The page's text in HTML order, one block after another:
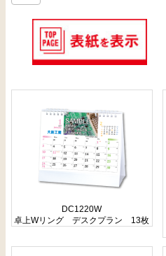
DC1220W
卓上Wリング デスクプラン 13枚